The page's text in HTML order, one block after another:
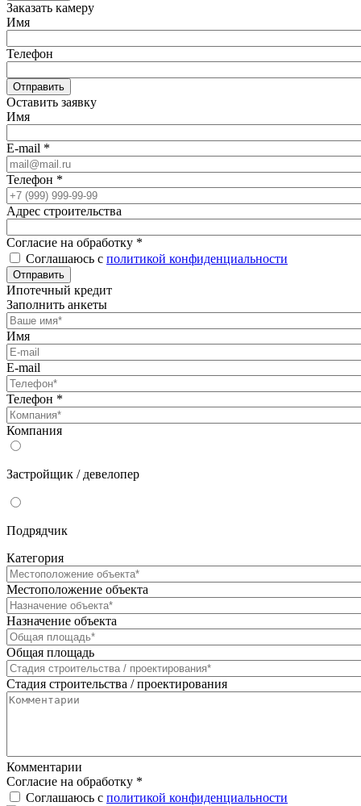
Заказать камеру
Имя
Телефон
Отправить
Оставить заявку
Имя
E-mail *
Телефон *
Адрес строительства
Согласие на обработку *
Соглашаюсь с политикой конфиденциальности
Отправить
Ипотечный кредит
Заполнить анкеты
Имя
E-mail
Телефон *
Компания
Застройщик / девелопер
Подрядчик
Категория
Местоположение объекта
Назначение объекта
Общая площадь
Стадия строительства / проектирования
Комментарии
Согласие на обработку *
Соглашаюсь с политикой конфиденциальности